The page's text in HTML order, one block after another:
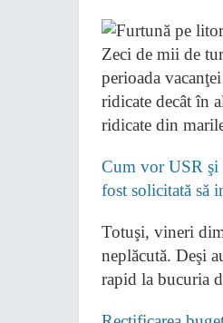
Zeci de mii de
perioada
ridicate decât în
ridicate din
Cum vor USR
fost solicitată să
Totuşi, vineri
neplăcută. Deşi
rapid la bucuria